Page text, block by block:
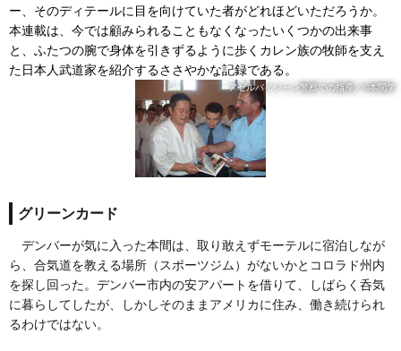
ー、そのディテールに目を向けていた者がどれほどいただろうか。
本連載は、今では顧みられることもなくなったいくつかの出来事
と、ふたつの腕で身体を引きずるように歩くカレン族の牧師を支え
た日本人武道家を紹介するささやかな記録である。
アゼルバイジャン警察での指導／©本間学
グリーンカード
デンバーが気に入った本間は、取り敢えずモーテルに宿泊しなが
ら、合気道を教える場所（スポーツジム）がないかとコロラド州内
を探し回った。デンバー市内の安アパートを借りて、しばらく呑気
に暮らしてしたが、しかしそのままアメリカに住み、働き続けられ
るわけではない。